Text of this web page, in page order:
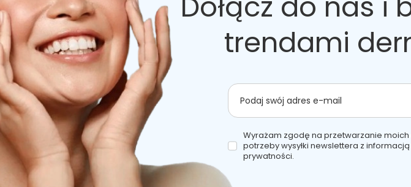
trendami
Podaj swój adres e-mail
Wyrażam zgodę na przetwarzanie
potrzeby wysyłki newslettera z
prywatności.